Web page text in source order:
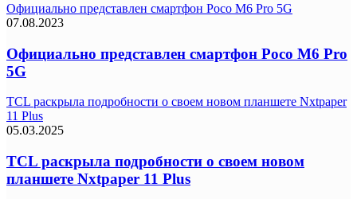
Официально представлен смартфон Poco M6 Pro 5G
07.08.2023
Официально представлен смартфон Poco M6 Pro
5G
TCL раскрыла подробности о своем новом планшете Nxtpaper
11 Plus
05.03.2025
TCL раскрыла подробности о своем новом
планшете Nxtpaper 11 Plus